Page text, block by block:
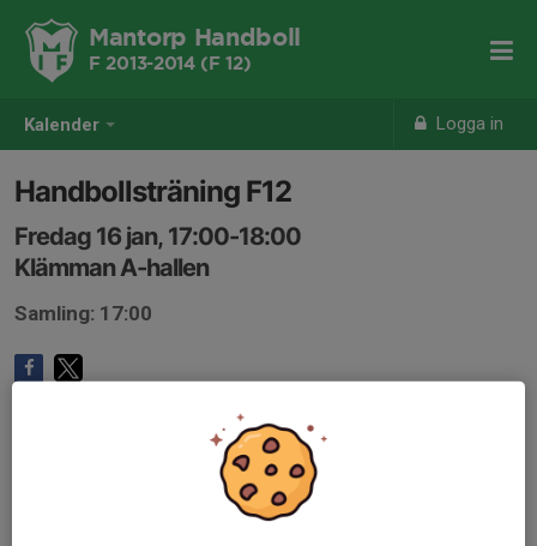
Kalender Logga in
Mantorp Handboll
F 2013-2014 (F 12)
Handbollsträning F12
Fredag 16 jan, 17:00-18:00
Klämman A-hallen
Samling: 17:00